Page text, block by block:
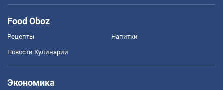
Food Oboz
Рецепты Напитки
Новости Кулинарии
Экономика